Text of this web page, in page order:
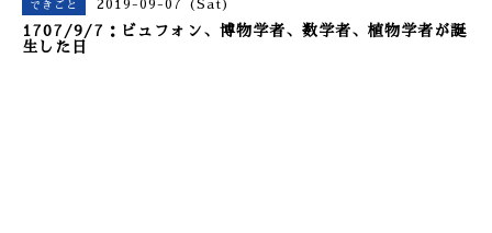
できごと 2019-09-07 (Sat)
1707/9/7：ビュフォン、博物学者、数学者、植物学者が誕
生した日